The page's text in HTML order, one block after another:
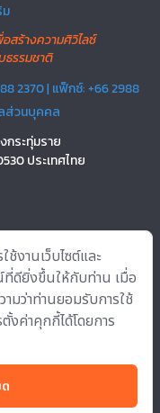
สร้างความศิวิไลซ์
ธรรมชาติ
2370 | แฟ็กซ์: +66 2988
ส่วนบุคคล
กระทุ่มราย
ประเทศไทย
จำกัด All rights reserved.
งานเว็บไซต์และ
ที่ดียิ่งขึ้นให้กับท่าน เมื่อ
ว่าท่านยอมรับการใช้
งค่าคุกกี้ได้โดยการ